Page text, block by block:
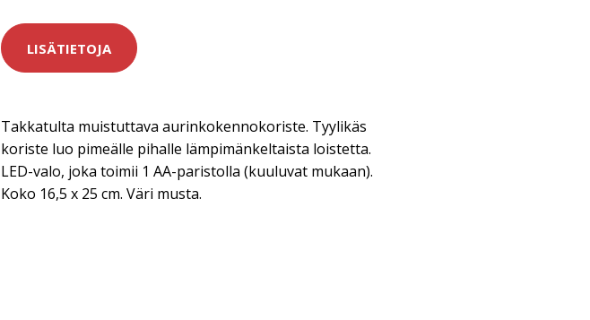
LISÄTIETOJA
Takkatulta muistuttava aurinkokennokoriste. Tyylikäs
koriste luo pimeälle pihalle lämpimänkeltaista loistetta.
LED-valo, joka toimii 1 AA-paristolla (kuuluvat mukaan).
Koko 16,5 x 25 cm. Väri musta.